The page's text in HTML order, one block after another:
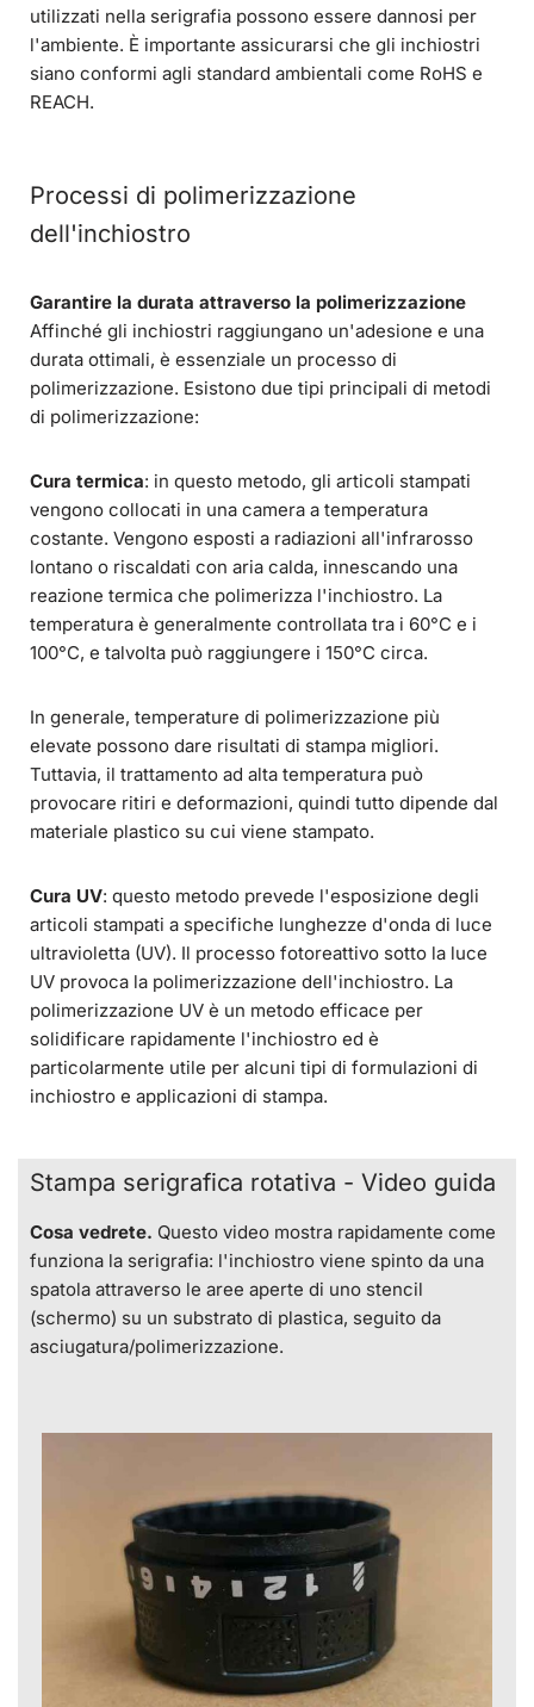
utilizzati nella serigrafia possono essere dannosi per
l'ambiente. È importante assicurarsi che gli inchiostri
siano conformi agli standard ambientali come RoHS e
REACH.
Processi di polimerizzazione
dell'inchiostro
Garantire la durata attraverso la polimerizzazione
Affinché gli inchiostri raggiungano un'adesione e una
durata ottimali, è essenziale un processo di
polimerizzazione. Esistono due tipi principali di metodi
di polimerizzazione:
Cura termica: in questo metodo, gli articoli stampati
vengono collocati in una camera a temperatura
costante. Vengono esposti a radiazioni all'infrarosso
lontano o riscaldati con aria calda, innescando una
reazione termica che polimerizza l'inchiostro. La
temperatura è generalmente controllata tra i 60°C e i
100°C, e talvolta può raggiungere i 150°C circa.
In generale, temperature di polimerizzazione più
elevate possono dare risultati di stampa migliori.
Tuttavia, il trattamento ad alta temperatura può
provocare ritiri e deformazioni, quindi tutto dipende dal
materiale plastico su cui viene stampato.
Cura UV: questo metodo prevede l'esposizione degli
articoli stampati a specifiche lunghezze d'onda di luce
ultravioletta (UV). Il processo fotoreattivo sotto la luce
UV provoca la polimerizzazione dell'inchiostro. La
polimerizzazione UV è un metodo efficace per
solidificare rapidamente l'inchiostro ed è
particolarmente utile per alcuni tipi di formulazioni di
inchiostro e applicazioni di stampa.
Stampa serigrafica rotativa - Video guida
Cosa vedrete. Questo video mostra rapidamente come
funziona la serigrafia: l'inchiostro viene spinto da una
spatola attraverso le aree aperte di uno stencil
(schermo) su un substrato di plastica, seguito da
asciugatura/polimerizzazione.